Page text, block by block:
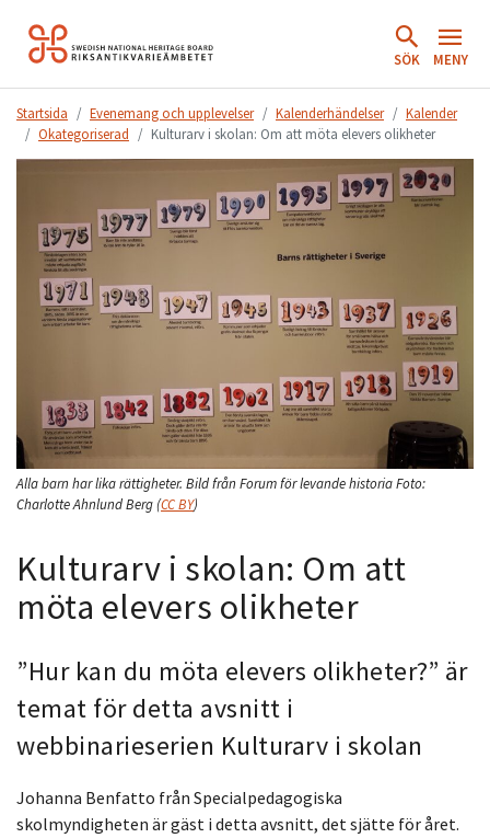
Hoppa
till
SÖK MENY
Startsida Evenemang och upplevelser Kalenderhändelser
Kalender
Okategoriserad
Kulturarv i skolan: Om att möta elevers olikheter
Alla barn har lika rättigheter. Bild från Forum för levande historiaFoto:
Charlotte Ahnlund Berg(CC BY)
Kulturarv i skolan: Om att
möta elevers olikheter
”Hur kan du möta elevers olikheter?” är
temat för detta avsnitt i
webbinarieserien Kulturarv i skolan
Johanna Benfatto från Specialpedagogiska
skolmyndigheten är gäst i detta avsnitt, det sjätte för året.